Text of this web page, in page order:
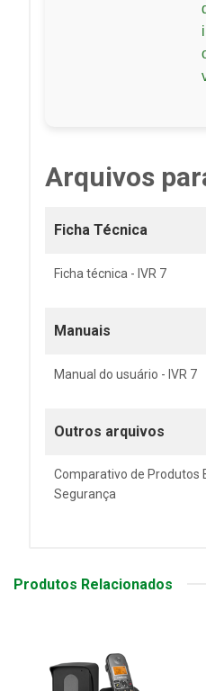
Arquivos
Ficha Técnica
Ficha técnica - IVR 7
Manuais
Manual do usuário - IVR 7
Outros arquivos
Comparativo de Produtos
Segurança
Produtos Relacionados